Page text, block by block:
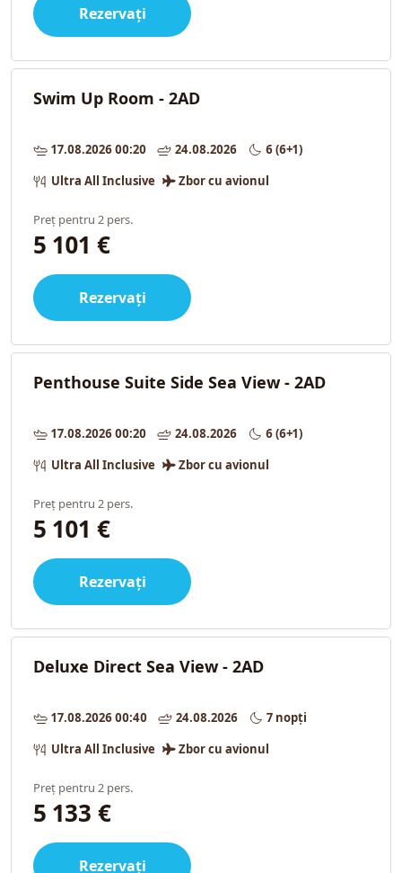
Rezervați
Swim Up Room - 2AD
17.08.2026 00:20 24.08.2026
6 (6+1)
Ultra All Inclusive
Zbor cu avionul
Preț pentru 2 pers.
5 101 €
Rezervați
Penthouse Suite Side Sea View - 2AD
17.08.2026 00:20 24.08.2026
6 (6+1)
Ultra All Inclusive
Zbor cu avionul
Preț pentru 2 pers.
5 101 €
Rezervați
Deluxe Direct Sea View - 2AD
17.08.2026 00:40 24.08.2026
7 nopți
Ultra All Inclusive
Zbor cu avionul
Preț pentru 2 pers.
5 133 €
Rezervați